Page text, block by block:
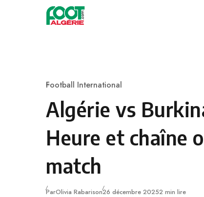
Skip to content
Category
Football International
Algérie vs
Heure et chaîne
match
ParOlivia RabarisonPublié
26 décembre 20252 min lire